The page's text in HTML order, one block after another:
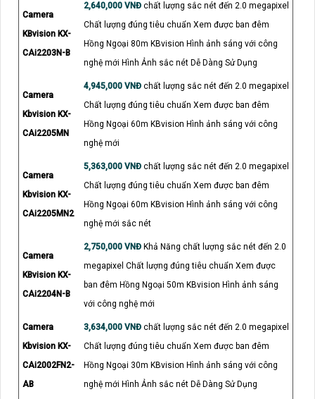
Camera
KBvision KX-
CAi2203N-B
2,640,000 VNĐ chất lượng sắc nét đến 2.0 megapixel
Chất lượng đúng tiêu chuẩn Xem được ban đêm
Hồng Ngoại 80m KBvision Hình ảnh sáng với công
nghệ mới Hình Ảnh sắc nét Dễ Dàng Sử Dụng
Camera
Kbvision KX-
CAi2205MN
4,945,000 VNĐ chất lượng sắc nét đến 2.0 megapixel
Chất lượng đúng tiêu chuẩn Xem được ban đêm
Hồng Ngoại 60m KBvision Hình ảnh sáng với công
nghệ mới
Camera
Kbvision KX-
CAi2205MN2
5,363,000 VNĐ chất lượng sắc nét đến 2.0 megapixel
Chất lượng đúng tiêu chuẩn Xem được ban đêm
Hồng Ngoại 60m KBvision Hình ảnh sáng với công
nghệ mới sắc nét
Camera
KBvision KX-
CAi2204N-B
2,750,000 VNĐ Khả Năng chất lượng sắc nét đến 2.0
megapixel Chất lượng đúng tiêu chuẩn Xem được
ban đêm Hồng Ngoại 50m KBvision Hình ảnh sáng
với công nghệ mới
Camera
Kbvision KX-
CAi2002FN2-
AB
3,634,000 VNĐ chất lượng sắc nét đến 2.0 megapixel
Chất lượng đúng tiêu chuẩn Xem được ban đêm
Hồng Ngoại 30m KBvision Hình ảnh sáng với công
nghệ mới Hình Ảnh sắc nét Dễ Dàng Sử Dụng